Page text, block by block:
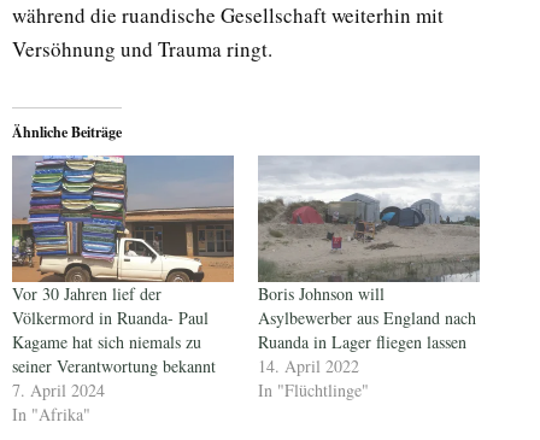
während die ruandische Gesellschaft weiterhin mit
Versöhnung und Trauma ringt.
Ähnliche Beiträge
Vor 30 Jahren lief der
Völkermord in Ruanda- Paul
Kagame hat sich niemals zu
seiner Verantwortung bekannt
7. April 2024
In "Afrika"
Boris Johnson will
Asylbewerber aus England nach
Ruanda in Lager fliegen lassen
14. April 2022
In "Flüchtlinge"